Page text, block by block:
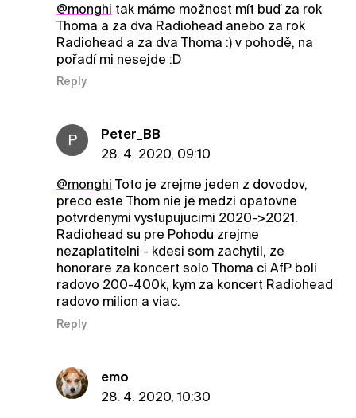
@monghi tak máme možnost mít buď za rok
Thoma a za dva Radiohead anebo za rok
Radiohead a za dva Thoma :) v pohodě, na
pořadí mi nesejde :D
Reply
P
Peter_BB
28. 4. 2020, 09:10
@monghi Toto je zrejme jeden z dovodov,
preco este Thom nie je medzi opatovne
potvrdenymi vystupujucimi 2020->2021.
Radiohead su pre Pohodu zrejme
nezaplatitelni - kdesi som zachytil, ze
honorare za koncert solo Thoma ci AfP boli
radovo 200-400k, kym za koncert Radiohead
radovo milion a viac.
Reply
emo
28. 4. 2020, 10:30